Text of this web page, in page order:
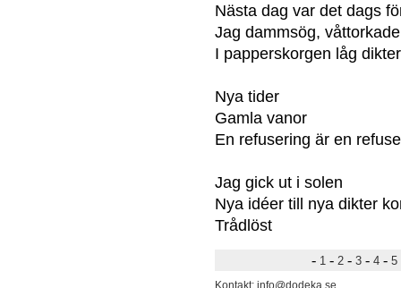
Nästa dag var det dags
Jag dammsög,
I papperskorgen låg
Nya tider
Gamla vanor
En refusering är en
Jag gick ut i solen
Nya idéer till nya dikter
Trådlöst
-1 -2 -3 -4 -5
Kontakt: info@dodeka.se